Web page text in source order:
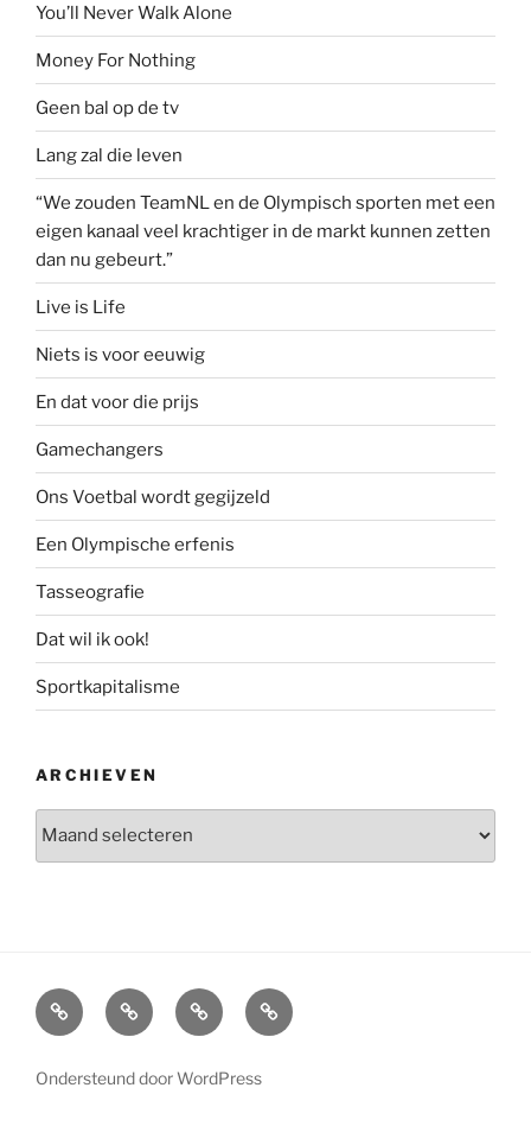
You’ll Never Walk Alone
Money For Nothing
Geen bal op de tv
Lang zal die leven
“We zouden TeamNL en de Olympisch sporten met een
eigen kanaal veel krachtiger in de markt kunnen zetten
dan nu gebeurt.”
Live is Life
Niets is voor eeuwig
En dat voor die prijs
Gamechangers
Ons Voetbal wordt gegijzeld
Een Olympische erfenis
Tasseografie
Dat wil ik ook!
Sportkapitalisme
ARCHIEVEN
Home InterviewBoeken Over
Marcel
Ondersteund door WordPress